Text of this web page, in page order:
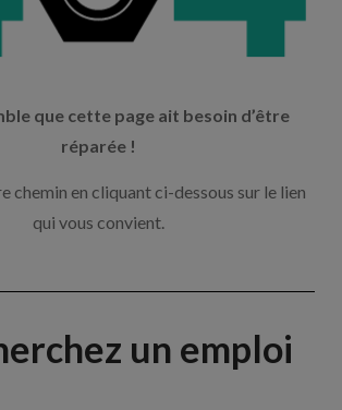
que cette page ait besoin d’être
réparée !
chemin en cliquant ci-dessous sur le lien
qui vous convient.
un emploi